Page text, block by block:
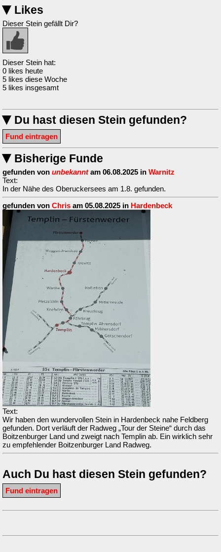
▶ Likes
Dieser Stein gefällt Dir?
Dieser Stein hat:
0 likes heute
5 likes diese Woche
5 likes insgesamt
▶ Du hast diesen Stein gefunden?
Fund eintragen
▶ Bisherige Funde
gefunden von unbekanntam 06.08.2025 in Warnitz
Text:
In der Nähe des Oberuckersees am 1.8. gefunden.
gefunden von Chris am 05.08.2025 in Hardenbeck
Text:
Wir haben den wundervollen Stein in Hardenbeck nahe Feldberg
gefunden. Dort verläuft der Radweg „Tour der Steine“ durch das
Boitzenburger Land und zweigt nach Templin ab. Ein wirklich sehr
zu empfehlender Boitzenburger Land Radweg.
Auch Du hast diesen Stein gefunden?
Fund eintragen